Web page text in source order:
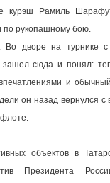
курэш Рамиль
по рукопашному бою.
Во дворе на турнике
сюда и понял:
и
он назад вернулся
объектов в
Президента